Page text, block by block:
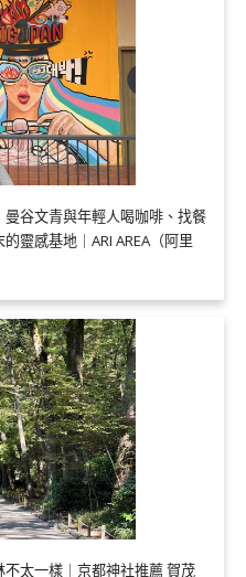
谷文青與年輕人喝咖啡、找餐
靈感基地｜ARI AREA（阿里
太一樣｜京都神社推薦 賀茂